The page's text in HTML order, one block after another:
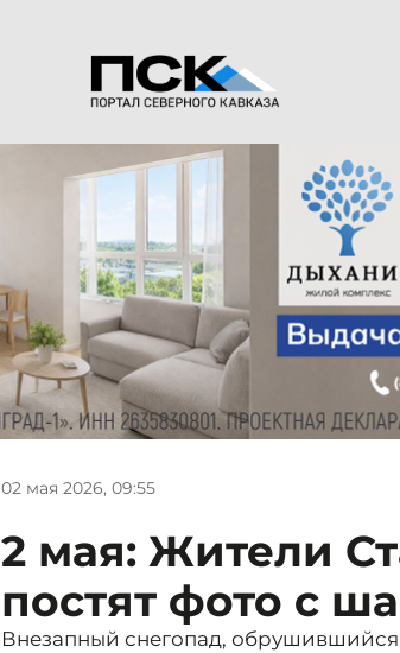
02 мая 2026, 09:55
2 мая: Жители
постят фото с
Внезапный снегопад, обрушившийся